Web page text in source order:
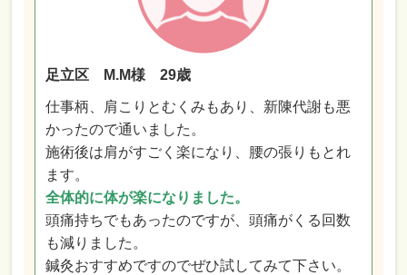
足立区 M.M様 29歳
仕事柄、肩こりとむくみもあり、新陳代謝も悪
かったので通いました。
施術後は肩がすごく楽になり、腰の張りもとれ
ます。
全体的に体が楽になりました。
頭痛持ちでもあったのですが、頭痛がくる回数
も減りました。
鍼灸おすすめですのでぜひ試してみて下さい。